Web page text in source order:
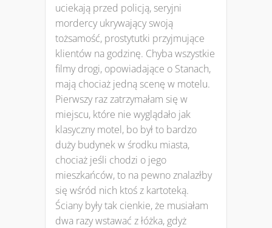
uciekają przed policją, seryjni
mordercy ukrywający swoją
tożsamość, prostytutki przyjmujące
klientów na godzinę. Chyba wszystkie
filmy drogi, opowiadające o Stanach,
mają chociaż jedną scenę w motelu.
Pierwszy raz zatrzymałam się w
miejscu, które nie wyglądało jak
klasyczny motel, bo był to bardzo
duży budynek w środku miasta,
chociaż jeśli chodzi o jego
mieszkańców, to na pewno znalazłby
się wśród nich ktoś z kartoteką.
Ściany były tak cienkie, że musiałam
dwa razy wstawać z łóżka, gdyż